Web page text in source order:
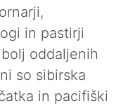
in pastirji
oddaljenih
so sibirska
in pacifiški